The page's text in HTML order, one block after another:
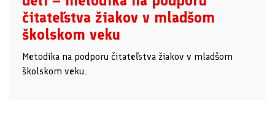
čitateľstva žiakov v mladšom
školskom veku
Metodika na podporu čitateľstva žiakov v mladšom
školskom veku.